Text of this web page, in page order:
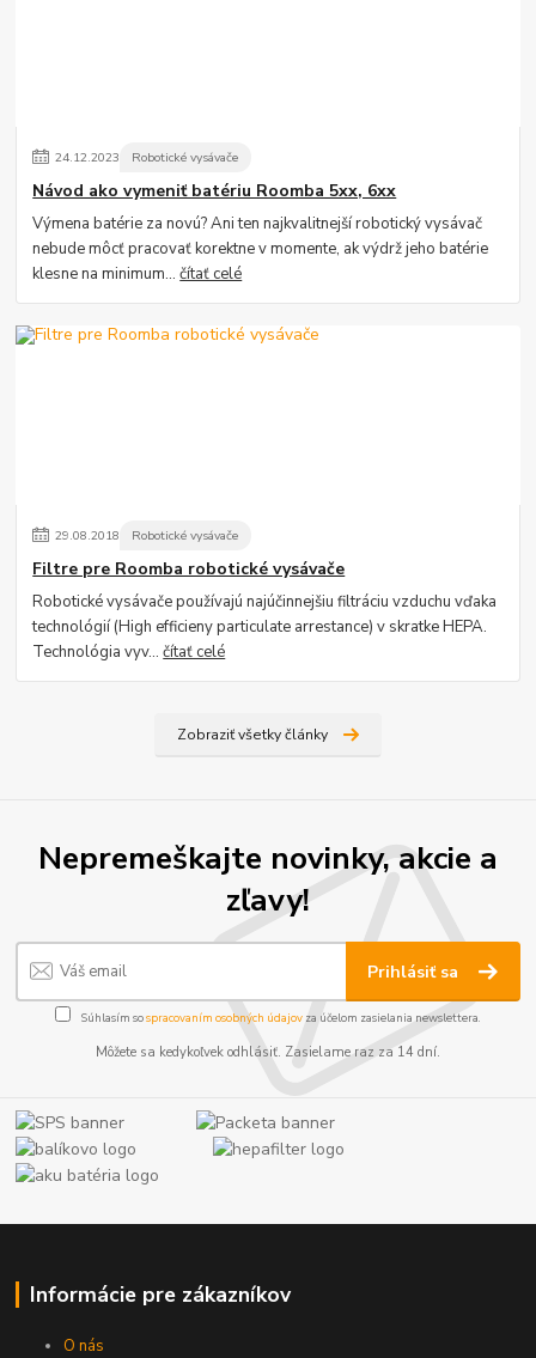
24.12.2023 Robotické vysávače
Návod ako vymeniť batériu Roomba 5xx, 6xx
Výmena batérie za novú? Ani ten najkvalitnejší robotický vysávač
nebude môcť pracovať korektne v momente, ak výdrž jeho batérie
klesne na minimum...čítať celé
29.08.2018 Robotické vysávače
Filtre pre Roomba robotické vysávače
Robotické vysávače používajú najúčinnejšiu filtráciu vzduchu vďaka
technológií (High efficieny particulate arrestance) v skratke HEPA.
Technológia vyv...čítať celé
Zobraziť všetky články
Nepremeškajte novinky, akcie a
zľavy!
Prihlásiť sa
Súhlasím sospracovaním osobných údajov za účelom zasielania newslettera.
Môžete sa kedykoľvek odhlásiť. Zasielame raz za 14 dní.
Informácie pre zákazníkov
O nás